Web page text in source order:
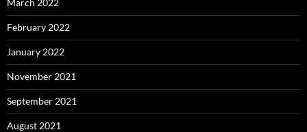
March 2022
February 2022
January 2022
November 2021
September 2021
August 2021